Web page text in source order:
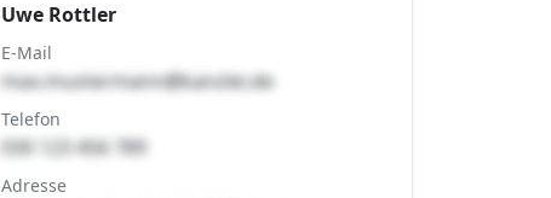
Uwe Rottler
E-Mail
max.mustermann@kanzlei.de
Telefon
030 123 456 789
Adresse